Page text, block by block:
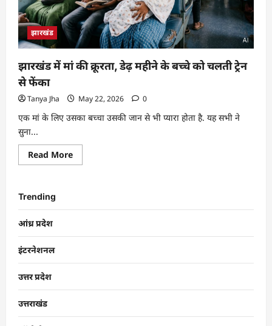
झारखंड
झारखंड में मां की क्रूरता, डेढ़ महीने के बच्चे को चलती ट्रेन
से फेंका
Tanya Jha May 22, 2026 0
एक मां के लिए उसका बच्चा उसकी जान से भी प्यारा होता है. यह सभी ने
सुना...
Read More
Trending
आंध्र प्रदेश
इंटरनेशनल
उत्तर प्रदेश
उत्तराखंड